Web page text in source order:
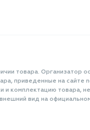
товара.
приведенные на сайте
и комплектацию
вид на